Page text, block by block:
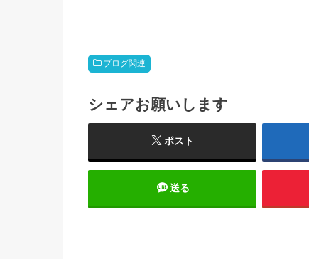
ブログ関連
シェアお願いします
ポスト
送る